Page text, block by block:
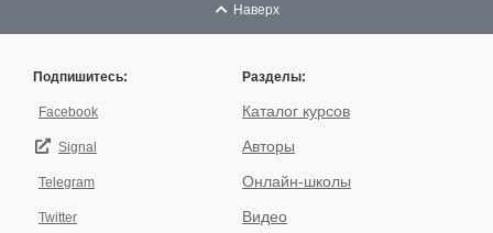
Наверх
Подпишитесь:
Facebook
Signal
Telegram
Twitter
Разделы:
Каталог курсов
Авторы
Онлайн-школы
Видео